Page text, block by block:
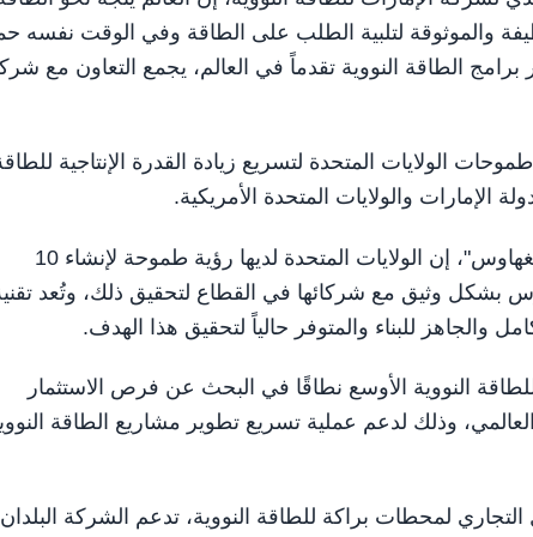
والموثوقة لتلبية الطلب على الطاقة وفي الوقت نفسه
الطاقة النووية تقدماً في العالم، يجمع التعاون مع
الولايات المتحدة لتسريع زيادة القدرة الإنتاجية
الإمارات والولايات المتحدة الأمريكية.
من جهته، قال دان سومنر، الرئيس التنفيذي لشركة "ويستنغهاوس"، إن الولايات المتحدة لديها رؤية طموحة لإنشاء 10
2030، وتتعاون ويستنغهاوس بشكل وثيق مع شركائها في القطاع لتحقيق ذلك، وتُعد
النووية الأوسع نطاقًا في البحث عن فرص الاستثمار
وذلك لدعم عملية تسريع تطوير مشاريع الطاقة
لمحطات براكة للطاقة النووية، تدعم الشركة البلدان